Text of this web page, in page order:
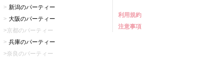
新潟のパーティー
大阪のパーティー
京都のパーティー
兵庫のパーティー
奈良のパーティー
利用規約
注意事項